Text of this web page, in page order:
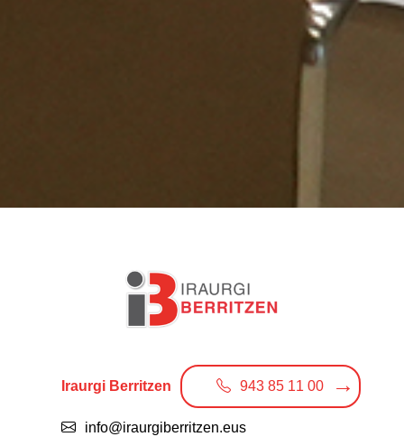
Iraurgi Berritzen 943 85 11 00
info@iraurgiberritzen.eus